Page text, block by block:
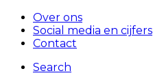
Over ons
Social media en cijfers
Contact
Search